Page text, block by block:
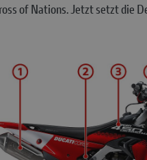
of Nations. Jetzt setzt die